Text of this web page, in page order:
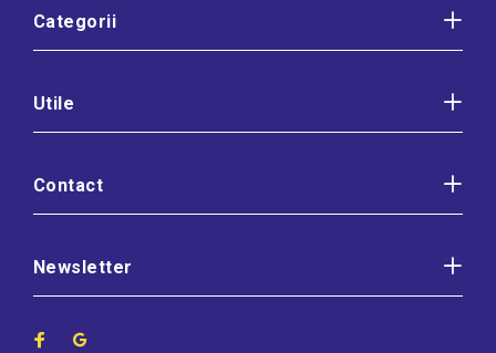
Categorii
Utile
Contact
Newsletter